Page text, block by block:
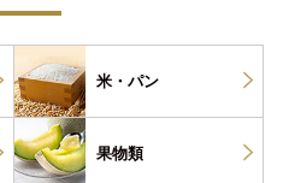
米・パン
果物類